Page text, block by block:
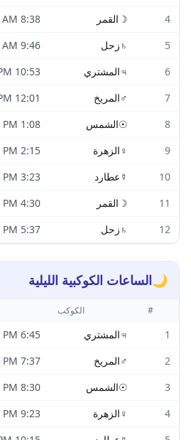
4
☽ القمر 8:38 AM
5
♄ زحل 9:46 AM
6
♃المشتري 10:53 AM
7
♂المريخ 12:01 PM
8
☉الشمس 1:08 PM
9
♀ الزهرة 2:15 PM
10
☿ عطارد 3:23 PM
11
☽ القمر 4:30 PM
PM
12
♄ زحل 5:37 PM
🌙الساعات الكوكبية الليلية
# الكوكب
1
♃المشتري 6:45 PM
2
♂المريخ 7:37 PM
3
☉الشمس 8:30 PM
4
♀ الزهرة 9:23 PM
PM